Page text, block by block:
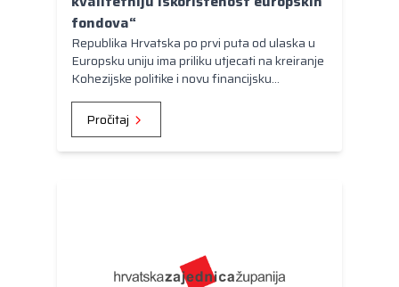
fondova“
Republika Hrvatska po prvi puta od ulaska u
Europsku uniju ima priliku utjecati na kreiranje
Kohezijske politike i novu financijsku
godine, a samim time i snažnije promicati
interese svojih građana
Pročitaj